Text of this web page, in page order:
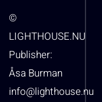
©
LIGHTHOUSE.NU
Publisher:
Åsa Burman
info@lighthouse.nu